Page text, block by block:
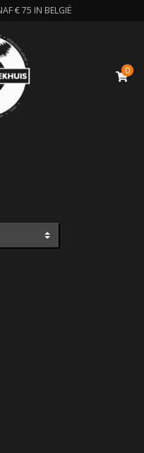
€ 75 IN BELGIË
0